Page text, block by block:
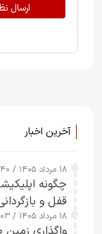
ارسال
آخرین اخبار
۱۸ مرداد ۱۴۰۵ / ۱۹:۴۰
چگونه
قفل و
۱۸ مرداد ۱۴۰۵ / ۱۸:۰۳